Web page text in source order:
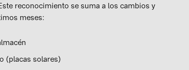
reconocimiento se suma a los cambios y
meses:
(placas solares)